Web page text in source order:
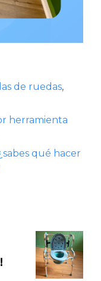
de ruedas,
herramienta
qué hacer